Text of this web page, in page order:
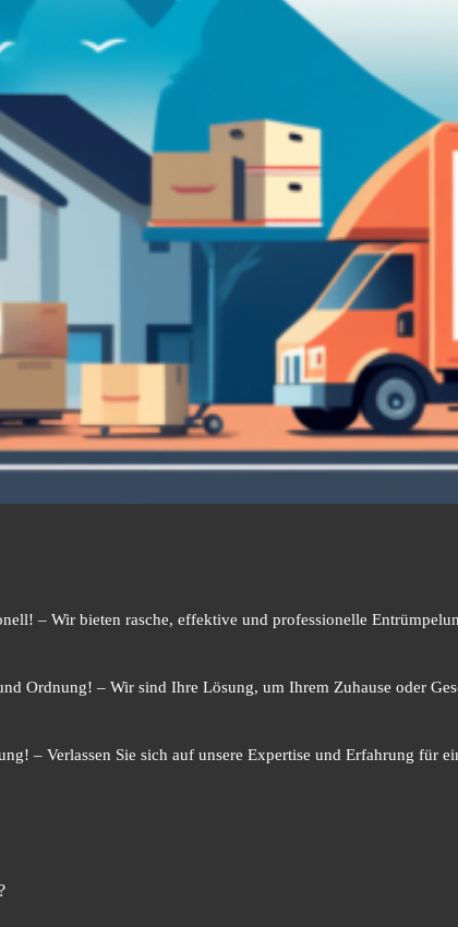
– Wir bieten rasche, effektive und professionelle
Ordnung! – Wir sind Ihre Lösung, um Ihrem Zuhause oder
– Verlassen Sie sich auf unsere Expertise und Erfahrung für